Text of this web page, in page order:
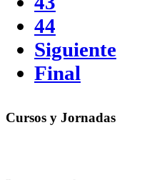
44
Siguiente
Final
Cursos y Jornadas